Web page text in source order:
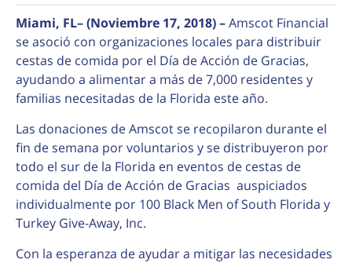
Miami, FL– (Noviembre 17, 2018) –Amscot Financial
se asoció con organizaciones locales para distribuir
cestas de comida por el Día de Acción de Gracias,
ayudando a alimentar a más de 7,000 residentes y
familias necesitadas de la Florida este año.
Las donaciones de Amscot se recopilaron durante el
fin de semana por voluntarios y se distribuyeron por
todo el sur de la Florida en eventos de cestas de
comida del Día de Acción de Gracias auspiciados
individualmente por 100 Black Men of South Florida y
Turkey Give-Away, Inc.
Con la esperanza de ayudar a mitigar las necesidades